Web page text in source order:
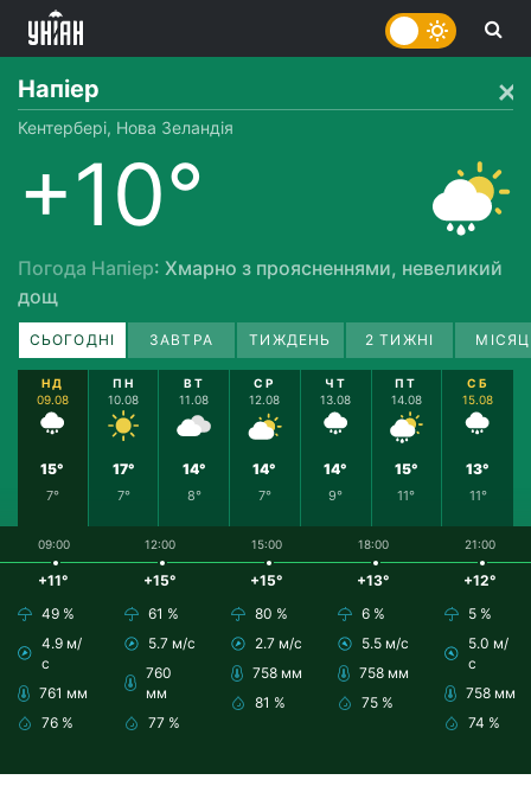
Напіер
Кентербері, Нова Зеландія
+10°
Погода Напіер: Хмарно з проясненнями, невеликий
дощ
СЬОГОДНІ ЗАВТРА ТИЖДЕНЬ 2 ТИЖНІ
НД
09.08
15°
7°
ПН
10.08
17°
7°
ВТ
11.08
14°
8°
СР
12.08
14°
7°
ЧТ
13.08
14°
9°
ПТ
14.08
15°
11°
СБ
15.08
13°
11°
09:00
+11°
49 %
4.9 м/
с
761 мм
76 %
12:00
+15°
61 %
5.7 м/с
760
мм
77 %
15:00
+15°
80 %
2.7 м/с
758 мм
81 %
18:00
+13°
6 %
5.5 м/с
758 мм
75 %
21:00
+12°
5 %
5.0 м/
с
758 мм
74 %